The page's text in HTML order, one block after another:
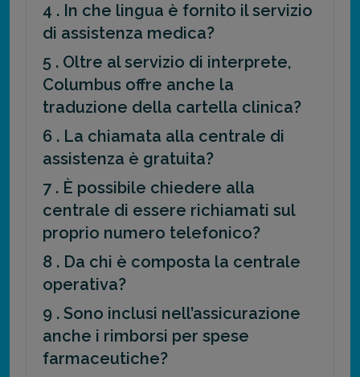
4 . In che lingua è fornito il servizio
di assistenza medica?
5 . Oltre al servizio di interprete,
Columbus offre anche la
traduzione della cartella clinica?
6 . La chiamata alla centrale di
assistenza è gratuita?
7 . È possibile chiedere alla
centrale di essere richiamati sul
proprio numero telefonico?
8 . Da chi è composta la centrale
operativa?
9 . Sono inclusi nell’assicurazione
anche i rimborsi per spese
farmaceutiche?